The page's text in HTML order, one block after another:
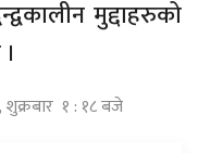
मुद्दाहरुको
शुक्रबार १ : १८ बजे